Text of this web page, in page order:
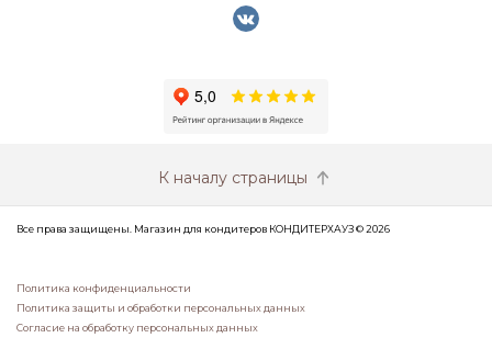
К началу страницы
Все права защищены. Магазин для кондитеров КОНДИТЕРХАУЗ © 2026
Политика конфиденциальности
Политика защиты и обработки персональных данных
Согласие на обработку персональных данных